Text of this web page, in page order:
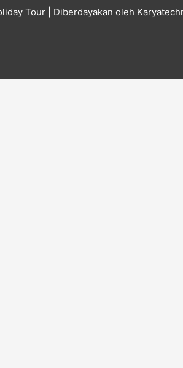
Tour | Diberdayakan oleh